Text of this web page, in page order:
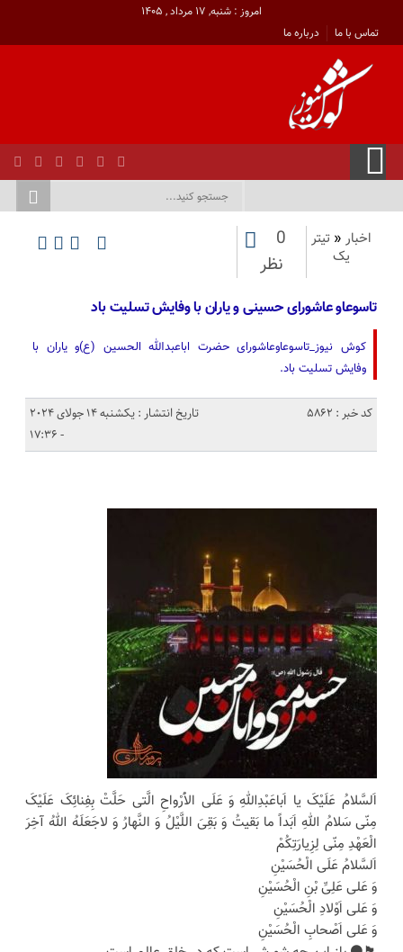
امروز : شنبه, ۱۷ مرداد , ۱۴۰۵
تماس با ما
درباره ما
اخبار « تیتر
یک
0
نظر
تاسوعاو عاشورای حسینی و یاران با وفایش تسلیت باد
کوش نیوز_تاسوعاوعاشورای حضرت اباعبدالله الحسین (ع)و یاران با
وفایش تسلیت باد.
کد خبر : 5862
تاریخ انتشار : یکشنبه 14 جولای 2024
- 17:36
اَلسَّلامُ عَلَیْکَ یا اَباعَبْدِاللهِ وَ عَلَى الاَْرْواحِ الَّتى حَلَّتْ بِفِنائِکَ عَلَیْکَ
مِنّى سَلامُ اللهِ اَبَداً ما بَقیتُ وَ بَقِىَ اللَّیْلُ وَ النَّهارُ وَ لاجَعَلَهُ اللهُ آخِرَ
الْعَهْدِ مِنّى لِزِیارَتِکُمْ
اَلسَّلامُ عَلَى الْحُسَیْنِ
وَ عَلى عَلِىِّ بْنِ الْحُسَیْنِ
وَ عَلى اَوْلادِ الْحُسَیْنِ
وَ عَلى اَصْحابِ الْحُسَیْنِ